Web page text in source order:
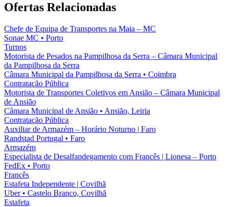
Ofertas Relacionadas
Chefe de Equipa de Transportes na Maia – MC
Sonae MC • Porto
Turnos
Motorista de Pesados na Pampilhosa da Serra – Câmara Municipal
da Pampilhosa da Serra
Câmara Municipal da Pampilhosa da Serra • Coimbra
Contratação Pública
Motorista de Transportes Coletivos em Ansião – Câmara Municipal
de Ansião
Câmara Municipal de Ansião • Ansião, Leiria
Contratação Pública
Auxiliar de Armazém – Horário Noturno | Faro
Randstad Portugal • Faro
Armazém
Especialista de Desalfandegamento com Francês | Lionesa – Porto
FedEx • Porto
Francês
Estafeta Independente | Covilhã
Uber • Castelo Branco, Covilhã
Estafeta